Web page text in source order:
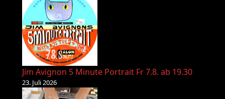
Jim Avignon 5 Minute Portrait Fr 7.8. ab 19.30
23. Juli 2026